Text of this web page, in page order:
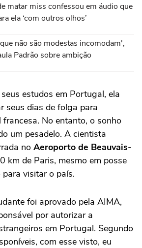
matar miss confessou em áudio que
ela ‘com outros olhos’
não são modestas incomodam',
Padrão sobre ambição
estudos em Portugal, ela
seus dias de folga para
No entanto, o sonho
um pesadelo. A cientista
no Aeroporto de Beauvais-
km de Paris, mesmo em posse
visitar o país.
foi aprovado pela AIMA,
por autorizar a
em Portugal. Segundo
com esse visto, eu